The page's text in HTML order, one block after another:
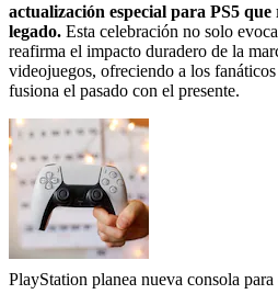
actualización especial para PS5
legado. Esta celebración no solo
reafirma el impacto duradero de la
videojuegos, ofreciendo a los
fusiona el pasado con el presente.
PlayStation planea nueva consola